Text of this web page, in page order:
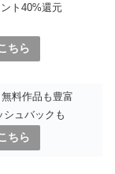
ト40%還元
ちら
無料作品も豊富
シュバックも
ちら